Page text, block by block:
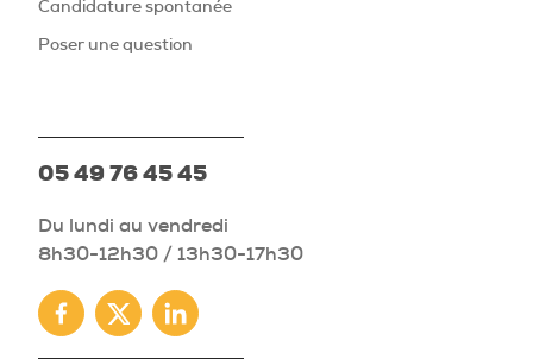
Candidature spontanée
Poser une question
05 49 76 45 45
Du lundi au vendredi
8h30-12h30 / 13h30-17h30
Facebook
TwitterLinkedin